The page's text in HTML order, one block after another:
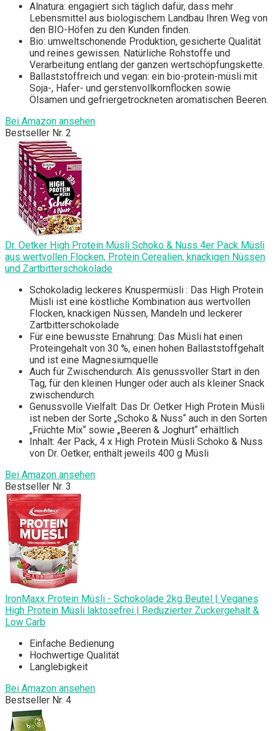
Alnatura: engagiert sich täglich dafür, dass mehr
Lebensmittel aus biologischem Landbau Ihren Weg von
den BIO-Höfen zu den Kunden finden.
Bio: umweltschonende Produktion, gesicherte Qualität
und reines gewissen. Natürliche Rohstoffe und
Verarbeitung entlang der ganzen wertschöpfungskette.
Ballaststoffreich und vegan: ein bio-protein-müsli mit
Soja-, Hafer- und gerstenvollkornflocken sowie
Ölsamen und gefriergetrockneten aromatischen Beeren.
Bei Amazon ansehen
Bestseller Nr. 2
Dr. Oetker High Protein Müsli Schoko & Nuss 4er Pack Müsli
aus wertvollen Flocken, Protein Cerealien, knackigen Nüssen
und Zartbitterschokolade
Schokoladig leckeres Knuspermüsli : Das High Protein
Müsli ist eine köstliche Kombination aus wertvollen
Flocken, knackigen Nüssen, Mandeln und leckerer
Zartbitterschokolade
Für eine bewusste Ernährung: Das Müsli hat einen
Proteingehalt von 30 %, einen hohen Ballaststoffgehalt
und ist eine Magnesiumquelle
Auch für Zwischendurch: Als genussvoller Start in den
Tag, für den kleinen Hunger oder auch als kleiner Snack
zwischendurch
Genussvolle Vielfalt: Das Dr. Oetker High Protein Müsli
ist neben der Sorte „Schoko & Nuss“ auch in den Sorten
„Früchte Mix“ sowie „Beeren & Joghurt“ erhältlich
Inhalt: 4er Pack, 4 x High Protein Müsli Schoko & Nuss
von Dr. Oetker, enthält jeweils 400 g Müsli
Bei Amazon ansehen
Bestseller Nr. 3
IronMaxx Protein Müsli - Schokolade 2kg Beutel | Veganes
High Protein Müsli laktosefrei | Reduzierter Zuckergehalt &
Low Carb
Einfache Bedienung
Hochwertige Qualität
Langlebigkeit
Bei Amazon ansehen
Bestseller Nr. 4